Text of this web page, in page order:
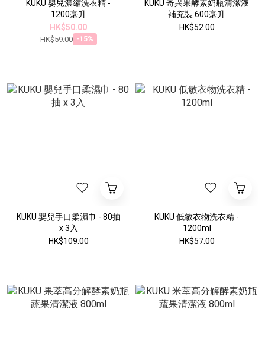
KUKU 嬰兒濃縮洗衣精 -
1200毫升
HK$50.00
HK$59.00 -15%
KUKU 奇異果酵素奶瓶清潔液
補充裝 600毫升
HK$52.00
KUKU 嬰兒手口柔濕巾 - 80抽
x 3入
HK$109.00
KUKU 低敏衣物洗衣精 -
1200ml
HK$57.00